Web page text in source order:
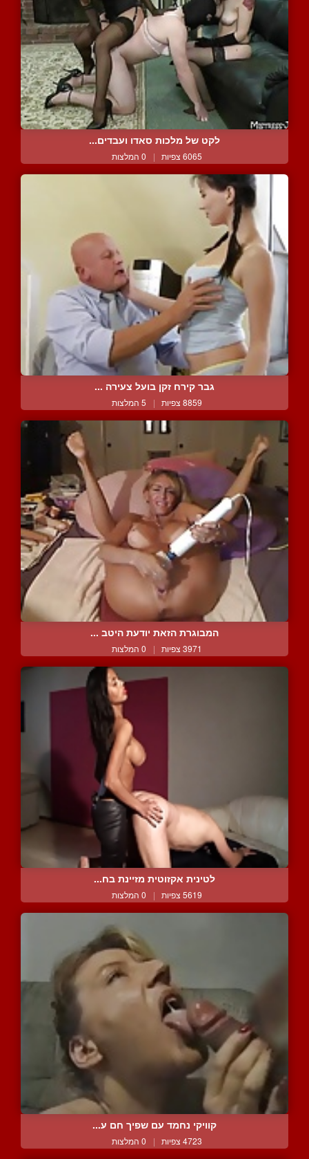
לקט של מלכות סאדו ועבדים...
6065 צפיות | 0 המלצות
גבר קירח זקן בועל צעירה ...
8859 צפיות | 5 המלצות
המבוגרת הזאת יודעת היטב ...
3971 צפיות | 0 המלצות
לטינית אקזוטית מזיינת בח...
5619 צפיות | 0 המלצות
קוויקי נחמד עם שפיך חם ע...
4723 צפיות | 0 המלצות